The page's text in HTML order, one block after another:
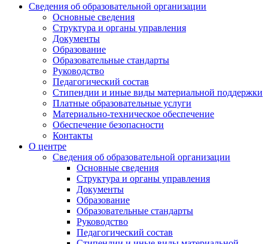
Сведения об образовательной организации
Основные сведения
Структура и органы управления
Документы
Образование
Образовательные стандарты
Руководство
Педагогический состав
Стипендии и иные виды материальной поддержки
Платные образовательные услуги
Материально-техническое обеспечение
Обеспечение безопасности
Контакты
О центре
Сведения об образовательной организации
Основные сведения
Структура и органы управления
Документы
Образование
Образовательные стандарты
Руководство
Педагогический состав